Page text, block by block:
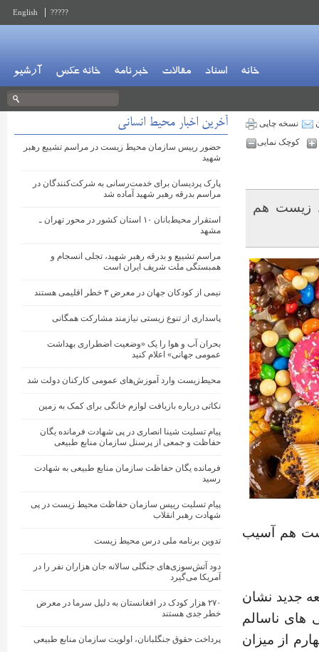
?????
English
خانه اسناد مقالات خبرنامه خانه عکس آرشیو
نسخه چاپی
کوچک نمایی
زیست هم
هم آسیب
جدید نشان
های ناسالم
از میزان
آخرین اخبار محیط انسانی
حضور رییس سازمان محیط‌ زیست در مراسم تشییع رهبر
شهید
پارک پردیسان برای خدمت‌رسانی به شرکت‌کنندگان در
مراسم بدرقه رهبر شهید آماده شد
استقرار محیط‌بانان ۱۰ استان کشور در محور تهران ـ
مشهد
مراسم تشییع و بدرقه رهبر شهید، تجلی انسجام و
همبستگی ملت شریف ایران است
نیمی از کودکان جهان در معرض ۳ خطر اقلیمی هستند
پاسداری از تنوع زیستی نیازمند مشارکت همگانی
بحران آب و هوا را یک «وضعیت اضطراری بهداشت
عمومی جهانی» اعلام کنید
محیط‌زیست وارد آموزش‌های عمومی کارکنان دولت شد
نکاتی درباره بازیافت لوازم خانگی برای کمک به زمین
پیام تسلیت شینا انصاری در پی شهادت فرمانده یگان
حفاظت و جمعی از پرسنل سازمان منابع طبیعی
فرمانده یگان حفاظت سازمان منابع طبیعی به شهادت
رسید
پیام تسلیت رییس سازمان حفاظت محیط زیست در پی
شهادت رهبر انقلاب
تدوین برنامه ملی درس محیط زیست
دود آتش‌سوزی‌های جنگلی سالانه جان هزاران نفر را در
آمریکا می‌گیرد
۲۷۰ هزار کودک در افغانستان به دلیل سرما در معرض
خطر جدی هستند
پرداخت حقوق جنگلبانان، اولویت سازمان منابع طبیعی